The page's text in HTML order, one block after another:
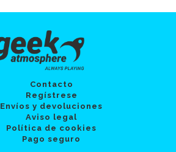
Contacto
Regístrese
Envíos y devoluciones
Aviso legal
Política de cookies
Pago seguro